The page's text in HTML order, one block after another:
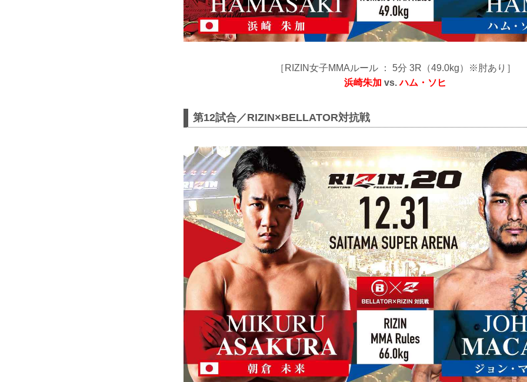
［RIZIN女子MMAルール ： 5分 3R（49.0kg）※肘あり］
浜崎朱加 vs.ハム・ソヒ
第12試合／RIZIN×BELLATOR対抗戦